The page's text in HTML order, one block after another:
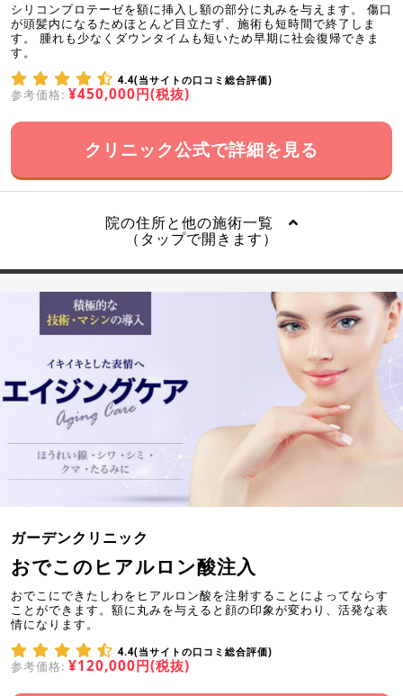
シリコンプロテーゼを額に挿入し額の部分に丸みを与えます。 傷口
が頭髪内になるためほとんど目立たず、施術も短時間で終了しま
す。 腫れも少なくダウンタイムも短いため早期に社会復帰できま
す。
4.4(当サイトの口コミ総合評価)
参考価格: ¥450,000円(税抜)
クリニック公式で詳細を見る
院の住所と他の施術一覧
（タップで開きます）
ガーデンクリニック
おでこのヒアルロン酸注入
おでこにできたしわをヒアルロン酸を注射することによってならす
ことができます。額に丸みを与えると顔の印象が変わり、活発な表
情になります。
4.4(当サイトの口コミ総合評価)
参考価格: ¥120,000円(税抜)